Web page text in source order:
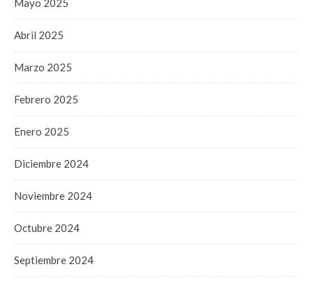
Mayo 2025
Abril 2025
Marzo 2025
Febrero 2025
Enero 2025
Diciembre 2024
Noviembre 2024
Octubre 2024
Septiembre 2024